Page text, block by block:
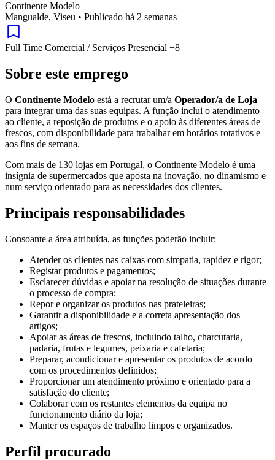
Continente Modelo
Mangualde, Viseu • Publicado há 2 semanas
Full Time Comercial / Serviços Presencial +8
Sobre este emprego
O Continente Modelo está a recrutar um/a Operador/a de Loja
para integrar uma das suas equipas. A função inclui o atendimento
ao cliente, a reposição de produtos e o apoio às diferentes áreas de
frescos, com disponibilidade para trabalhar em horários rotativos e
aos fins de semana.
Com mais de 130 lojas em Portugal, o Continente Modelo é uma
insígnia de supermercados que aposta na inovação, no dinamismo e
num serviço orientado para as necessidades dos clientes.
Principais responsabilidades
Consoante a área atribuída, as funções poderão incluir:
Atender os clientes nas caixas com simpatia, rapidez e rigor;
Registar produtos e pagamentos;
Esclarecer dúvidas e apoiar na resolução de situações durante
o processo de compra;
Repor e organizar os produtos nas prateleiras;
Garantir a disponibilidade e a correta apresentação dos
artigos;
Apoiar as áreas de frescos, incluindo talho, charcutaria,
padaria, frutas e legumes, peixaria e cafetaria;
Preparar, acondicionar e apresentar os produtos de acordo
com os procedimentos definidos;
Proporcionar um atendimento próximo e orientado para a
satisfação do cliente;
Colaborar com os restantes elementos da equipa no
funcionamento diário da loja;
Manter os espaços de trabalho limpos e organizados.
Perfil procurado